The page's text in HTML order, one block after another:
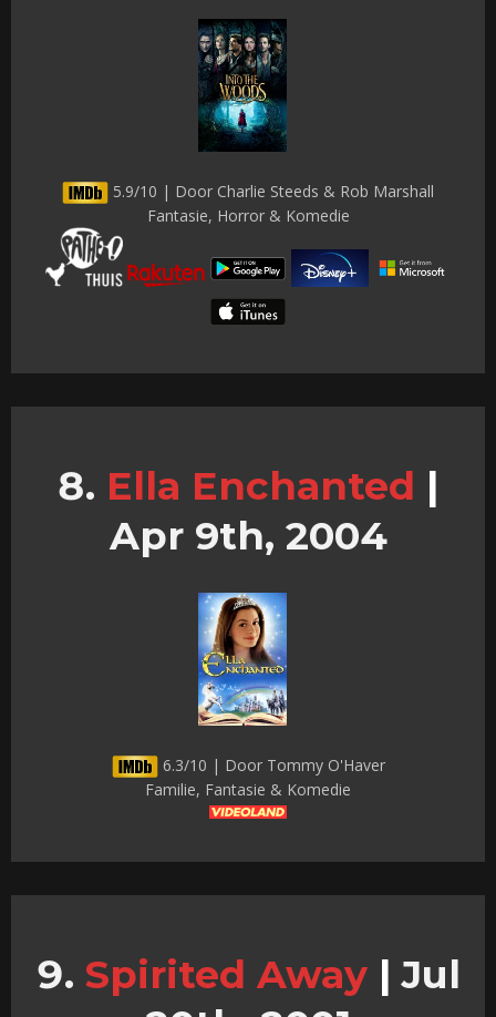
5.9/10 | Door Charlie Steeds & Rob Marshall
Fantasie, Horror & Komedie
Ella Enchanted |
Apr 9th, 2004
6.3/10 | Door Tommy O'Haver
Familie, Fantasie & Komedie
Spirited Away | Jul